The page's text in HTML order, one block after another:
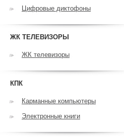
Цифровые диктофоны
ЖК ТЕЛЕВИЗОРЫ
ЖК телевизоры
КПК
Карманные компьютеры
Электронные книги